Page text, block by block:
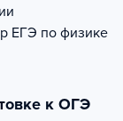
ЕГЭ по физике
к ОГЭ